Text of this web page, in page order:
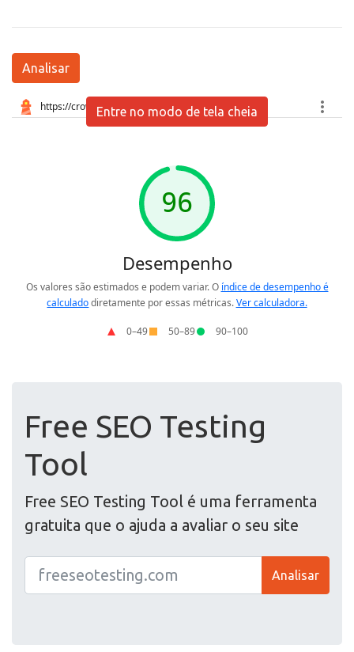
Analisar
Entre no modo de tela cheia
Free SEO Testing
Tool
Free SEO Testing Tool é uma ferramenta
gratuita que o ajuda a avaliar o seu site
Analisar